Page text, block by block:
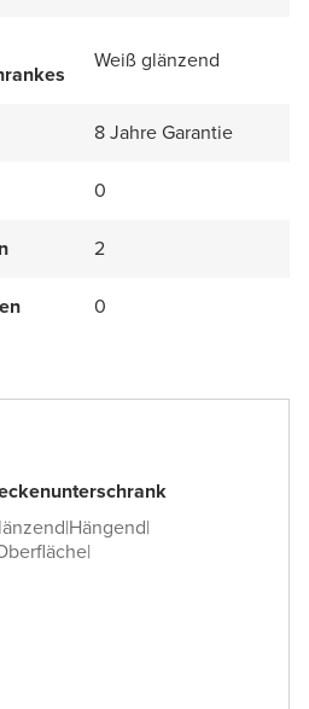
Weiß glänzend
8 Jahre Garantie
0
2
0
|Hängend|
|